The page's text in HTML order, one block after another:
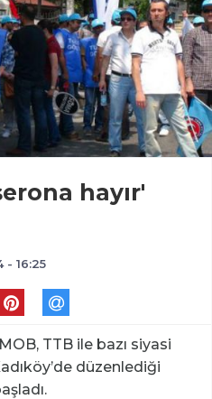
hayır'
- 16:25
TTB ile bazı siyasi
düzenlediği